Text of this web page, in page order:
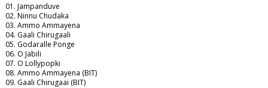
01. Jampanduve
02. Ninnu Chudaka
03. Ammo Ammayena
04. Gaali Chirugaali
05. Godaralle Ponge
06. O Jabili
07. O Lollypopki
08. Ammo Ammayena (BIT)
09. Gaali Chirugaai (BIT)